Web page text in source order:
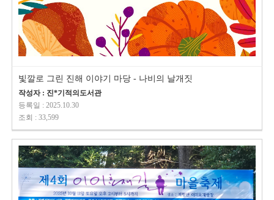
빛깔로 그린 진해 이야기 마당 - 나비의 날개짓
작성자 : 진*기적의도서관
등록일 : 2025.10.30
조회 : 33,599